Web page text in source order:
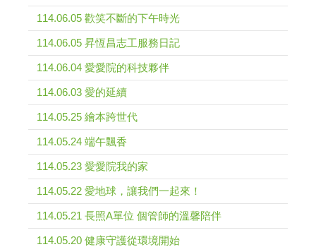
114.06.05 歡笑不斷的下午時光
114.06.05 昇恆昌志工服務日記
114.06.04 愛愛院的科技夥伴
114.06.03 愛的延續
114.05.25 繪本跨世代
114.05.24 端午飄香
114.05.23 愛愛院我的家
114.05.22 愛地球，讓我們一起來！
114.05.21 長照A單位 個管師的溫馨陪伴
114.05.20 健康守護從環境開始